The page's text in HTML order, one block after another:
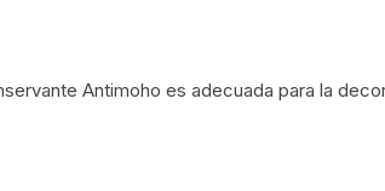
Antimoho es adecuada para la